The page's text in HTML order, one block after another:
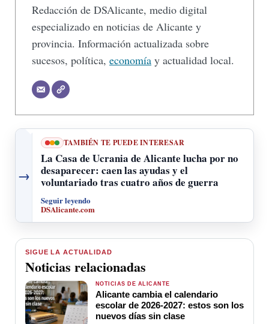
Redacción de DSAlicante, medio digital
especializado en noticias de Alicante y
provincia. Información actualizada sobre
sucesos, política, economía y actualidad local.
→
TAMBIÉN TE PUEDE INTERESAR
La Casa de Ucrania de Alicante lucha por no
desaparecer: caen las ayudas y el
voluntariado tras cuatro años de guerra
Seguir leyendo
DSAlicante.com
SIGUE LA ACTUALIDAD
Noticias relacionadas
NOTICIAS DE ALICANTE
Alicante cambia el calendario
escolar de 2026-2027: estos son los
nuevos días sin clase